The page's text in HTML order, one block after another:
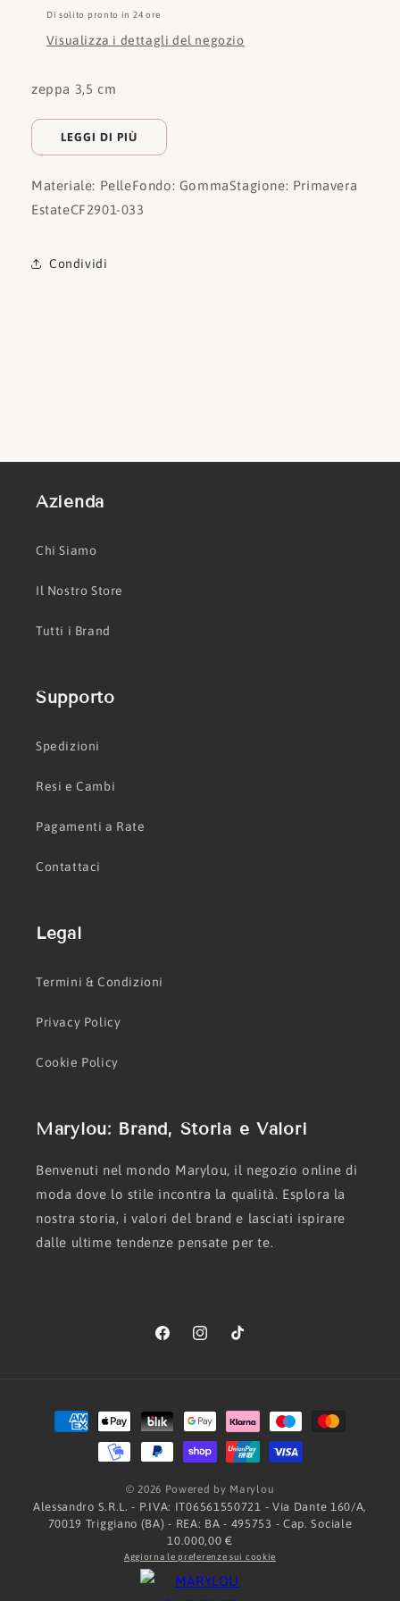
Di solito pronto in 24 ore
Visualizza i dettagli del negozio
zeppa 3,5 cm
LEGGI DI PIÙ
Materiale: PelleFondo: GommaStagione: Primavera
EstateCF2901-033
Condividi
Azienda
Chi Siamo
Il Nostro Store
Tutti i Brand
Supporto
Spedizioni
Resi e Cambi
Pagamenti a Rate
Contattaci
Legal
Termini & Condizioni
Privacy Policy
Cookie Policy
Marylou: Brand, Storia e Valori
Benvenuti nel mondo Marylou, il negozio online di
moda dove lo stile incontra la qualità. Esplora la
nostra storia, i valori del brand e lasciati ispirare
dalle ultime tendenze pensate per te.
FacebookInstagramTikTok
Metodi
di
pagamento
© 2026 Powered by Marylou
Alessandro S.R.L. - P.IVA: IT06561550721 - Via Dante 160/A,
70019 Triggiano (BA) - REA: BA - 495753 - Cap. Sociale
10.000,00 €
Aggiorna le preferenze sui cookie